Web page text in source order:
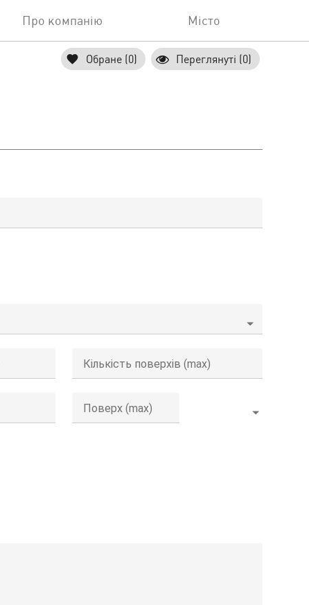
Про компанію Місто
Обране (0) Переглянуті (0)
Кількість поверхів (max)
Поверх (max)